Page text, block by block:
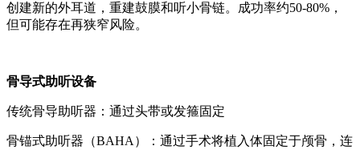
创建新的外耳道，重建鼓膜和听小骨链。成功率约50-80%，
但可能存在再狭窄风险。
骨导式助听设备
传统骨导助听器：通过头带或发箍固定
骨锚式助听器（BAHA）：通过手术将植入体固定于颅骨，连